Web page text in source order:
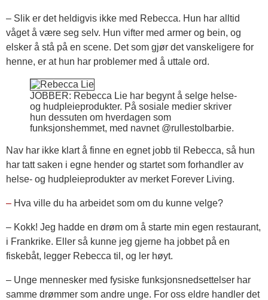
– Slik er det heldigvis ikke med Rebecca. Hun har alltid
våget å være seg selv. Hun vifter med armer og bein, og
elsker å stå på en scene. Det som gjør det vanskeligere for
henne, er at hun har problemer med å uttale ord.
JOBBER: Rebecca Lie har begynt å selge helse-
og hudpleieprodukter. På sosiale medier skriver
hun dessuten om hverdagen som
funksjonshemmet, med navnet @rullestolbarbie.
Nav har ikke klart å finne en egnet jobb til Rebecca, så hun
har tatt saken i egne hender og startet som forhandler av
helse- og hudpleieprodukter av merket Forever Living.
– Hva ville du ha arbeidet som om du kunne velge?
– Kokk! Jeg hadde en drøm om å starte min egen restaurant,
i Frankrike. Eller så kunne jeg gjerne ha jobbet på en
fiskebåt, legger Rebecca til, og ler høyt.
– Unge mennesker med fysiske funksjonsnedsettelser har
samme drømmer som andre unge. For oss eldre handler det